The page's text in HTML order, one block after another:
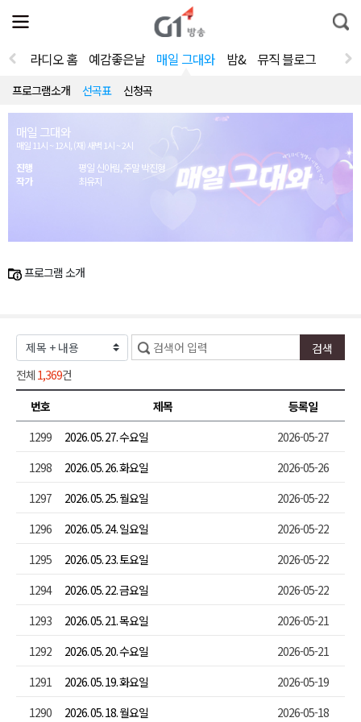
전
체
뉴
열
통
합
라디오 홈 예감좋은날 매일 그대와 밤& 뮤직 블로그
프로그램소개 선곡표 신청곡
매일 그대와
매일 11시 ~ 12시, (재) 새벽 1시 ~ 2시
진행
평일 신아림, 주말 박진형
작가
최유지
프로그램 소개
전체 1,369건
번호
제목
등록일
1299
2026. 05. 27. 수요일
2026-05-27
1298
2026. 05. 26. 화요일
2026-05-26
1297
2026. 05. 25. 월요일
2026-05-22
1296
2026. 05. 24. 일요일
2026-05-22
1295
2026. 05. 23. 토요일
2026-05-22
1294
2026. 05. 22. 금요일
2026-05-22
1293
2026. 05. 21. 목요일
2026-05-21
1292
2026. 05. 20. 수요일
2026-05-21
1291
2026. 05. 19. 화요일
2026-05-19
1290
2026. 05. 18. 월요일 2026-05-18